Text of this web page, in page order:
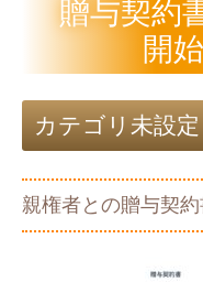
贈与契約
開
カテゴリ未設定
親権者との贈与契